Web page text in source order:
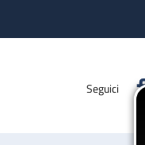
Seguici